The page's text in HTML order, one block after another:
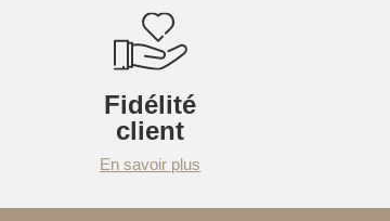
Fidélité
client
En savoir plus